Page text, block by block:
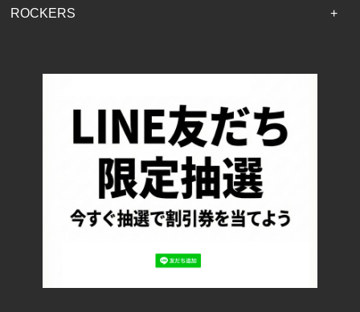
ROCKERS
配送・送料について
返品について
お支払い方法について
特定商取引法に基づく表記
プライバシーポリシー
ロッカーズについて